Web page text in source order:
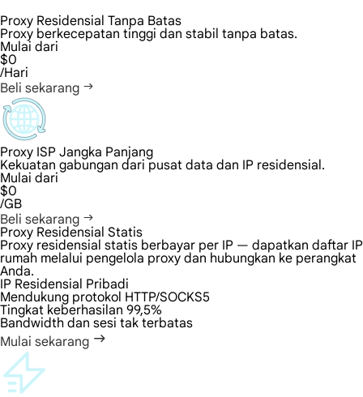
Proxy Residensial Tanpa Batas
Proxy berkecepatan tinggi dan stabil tanpa batas.
Mulai dari
$0
/Hari
Beli sekarang
Proxy ISP Jangka Panjang
Kekuatan gabungan dari pusat data dan IP residensial.
Mulai dari
$0
/GB
Beli sekarang
Proxy Residensial Statis
Proxy residensial statis berbayar per IP — dapatkan daftar IP
rumah melalui pengelola proxy dan hubungkan ke perangkat
Anda.
IP Residensial Pribadi
Mendukung protokol HTTP/SOCKS5
Tingkat keberhasilan 99,5%
Bandwidth dan sesi tak terbatas
Mulai sekarang